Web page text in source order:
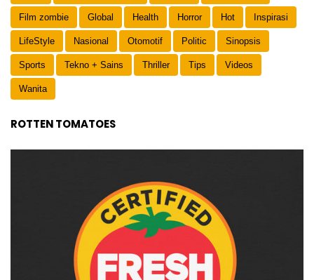
Film zombie Global Health Horror Hot Inspirasi
LifeStyle Nasional Otomotif Politic Sinopsis
Sports Tekno + Sains Thriller Tips Videos
Wanita
ROTTEN TOMATOES